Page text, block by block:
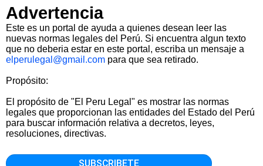
Advertencia
Este es un portal de ayuda a quienes desean leer las
nuevas normas legales del Perú. Si encuentra algun texto
que no deberia estar en este portal, escriba un mensaje a
elperulegal@gmail.com para que sea retirado.
Propósito:
El propósito de "El Peru Legal" es mostrar las normas
legales que proporcionan las entidades del Estado del Perú
para buscar información relativa a decretos, leyes,
resoluciones, directivas.